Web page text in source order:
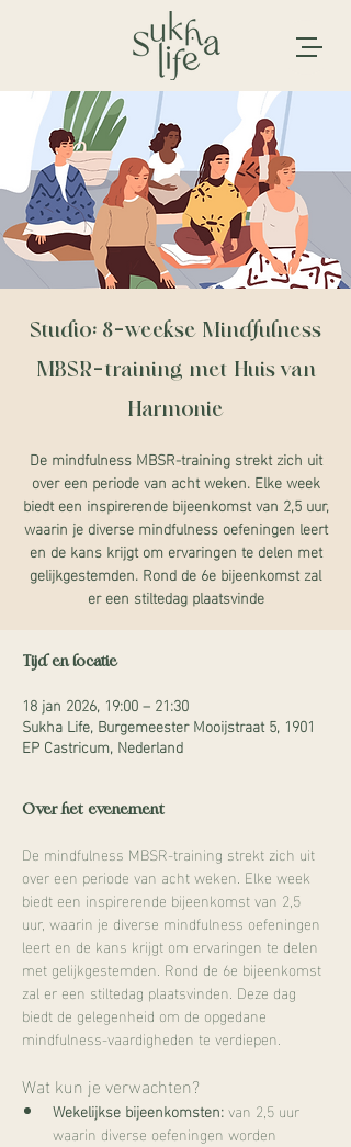
Studio: 8-weekse Mindfulness
MBSR-training met Huis van
Harmonie
De mindfulness MBSR-training strekt zich uit
over een periode van acht weken. Elke week
biedt een inspirerende bijeenkomst van 2,5 uur,
waarin je diverse mindfulness oefeningen leert
en de kans krijgt om ervaringen te delen met
gelijkgestemden. Rond de 6e bijeenkomst zal
er een stiltedag plaatsvinde
Tijd en locatie
18 jan 2026, 19:00 – 21:30
Sukha Life, Burgemeester Mooijstraat 5, 1901
EP Castricum, Nederland
Over het evenement
De mindfulness MBSR-training strekt zich uit
over een periode van acht weken. Elke week
biedt een inspirerende bijeenkomst van 2,5
uur, waarin je diverse mindfulness oefeningen
leert en de kans krijgt om ervaringen te delen
met gelijkgestemden. Rond de 6e bijeenkomst
zal er een stiltedag plaatsvinden. Deze dag
biedt de gelegenheid om de opgedane
mindfulness-vaardigheden te verdiepen.
Wat kun je verwachten?
Wekelijkse bijeenkomsten: van 2,5 uur
waarin diverse oefeningen worden